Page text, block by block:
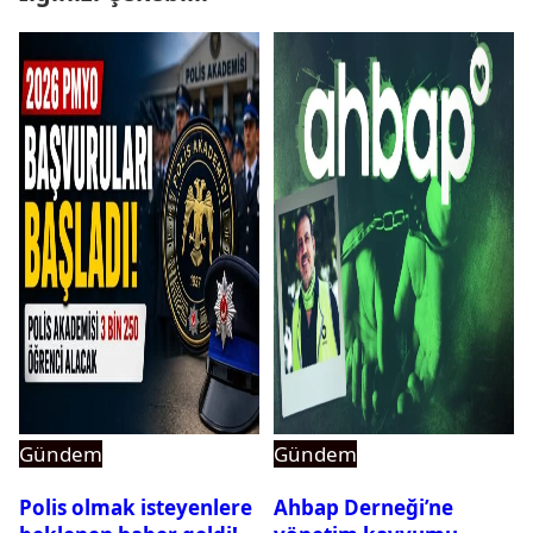
Gündem
Polis olmak isteyenlere
Gündem
Ahbap Derneği’ne